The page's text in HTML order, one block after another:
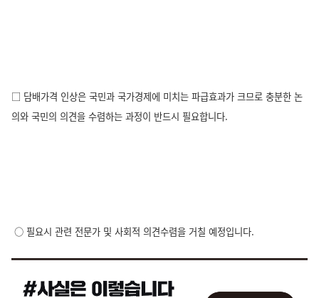
□ 담배가격 인상은 국민과 국가경제에 미치는 파급효과가 크므로 충분한 논
의와 국민의 의견을 수렴하는 과정이 반드시 필요합니다.
○ 필요시 관련 전문가 및 사회적 의견수렴을 거칠 예정입니다.